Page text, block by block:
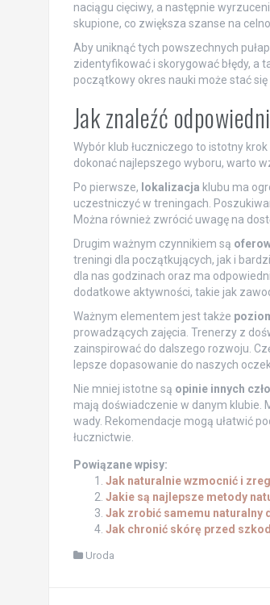
naciągu cięciwy, a następnie
skupione, co zwiększa szanse na
Aby uniknąć tych powszechnych
zidentyfikować i skorygować błędy, a
początkowy okres nauki może stać
Jak znaleźć
Wybór klub łuczniczego to istotny
dokonać najlepszego wyboru, warto
Po pierwsze, lokalizacja klubu ma
uczestniczyć w treningach.
Można również zwrócić uwagę na
Drugim ważnym czynnikiem są
treningi dla początkujących, jak i
dla nas godzinach oraz ma
dodatkowe aktywności, takie jak
Ważnym elementem jest także
prowadzących zajęcia. Trenerzy z
zainspirować do dalszego rozwoju.
lepsze dopasowanie do naszych
Nie mniej istotne są opinie innych
mają doświadczenie w danym klubie.
wady. Rekomendacje mogą ułatwić
łucznictwie.
Powiązane wpisy:
Jak naturalnie wzmocnić i
Jakie są najlepsze metody
Jak zrobić samemu naturalny
Jak chronić skórę przed
Uroda